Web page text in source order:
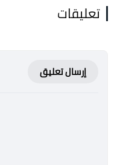
تعليقات
إرسال تعليق